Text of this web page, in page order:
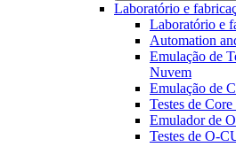
Laboratório e
Laboratório e
Automation
Emulação de
Nuvem
Emulação de
Testes de
Emulador de
Testes de O-